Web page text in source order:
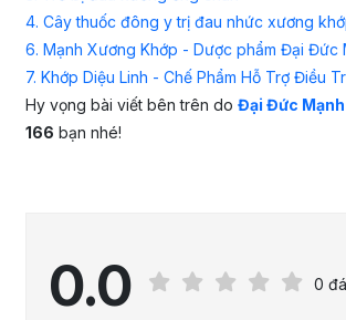
4. Cây thuốc đông y trị đau nhức xương
6. Mạnh Xương Khớp - Dược phẩm Đại Đức
7. Khớp Diệu Linh - Chế Phẩm Hỗ Trợ Điều
Hy vọng bài viết bên trên do Đại Đức
166 bạn nhé!
0.0 0